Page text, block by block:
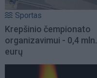
Sportas
Krepšinio čempionato
organizavimui - 0,4 mln.
eurų